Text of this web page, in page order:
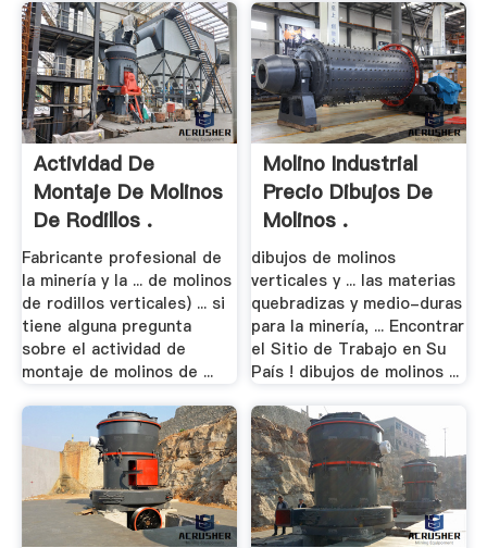
Actividad De
Montaje De Molinos
De Rodillos .
Fabricante profesional de
la minería y la ... de molinos
de rodillos verticales) ... si
tiene alguna pregunta
sobre el actividad de
montaje de molinos de ...
Molino Industrial
Precio Dibujos De
Molinos .
dibujos de molinos
verticales y ... las materias
quebradizas y medio-duras
para la minería, ... Encontrar
el Sitio de Trabajo en Su
País ! dibujos de molinos ...